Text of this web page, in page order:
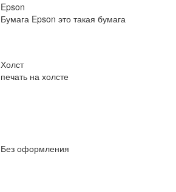
Epson
Бумага Epson это такая бумага
Холст
печать на холсте
Без оформления